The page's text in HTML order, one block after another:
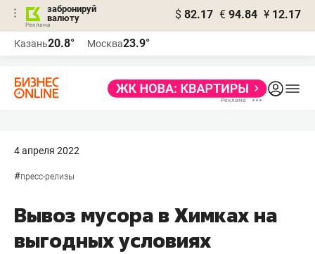
забронируй
валюту
$ 82.17 € 94.84 ¥ 12.17
Казань20.8° Москва23.9°
4 апреля 2022
#пресс-релизы
Вывоз мусора в Химках на
выгодных условиях